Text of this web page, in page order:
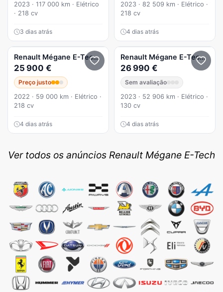
2023 · 117 000 km · Elétrico
· 218 cv
3 dias atrás
2023 · 82 509 km · Elétrico ·
218 cv
4 dias atrás
Renault Mégane E-Tech EV60 220hp optimum charge Iconic
25 900 €
Preço justo
2022 · 59 000 km · Elétrico ·
218 cv
4 dias atrás
Renault Mégane E-Tech
26 990 €
Sem avaliação
2023 · 52 906 km · Elétrico ·
130 cv
4 dias atrás
Ver todos os anúncios Renault Mégane E-Tech